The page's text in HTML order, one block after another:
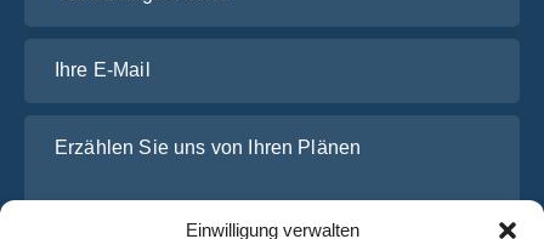
Einwilligung verwalten